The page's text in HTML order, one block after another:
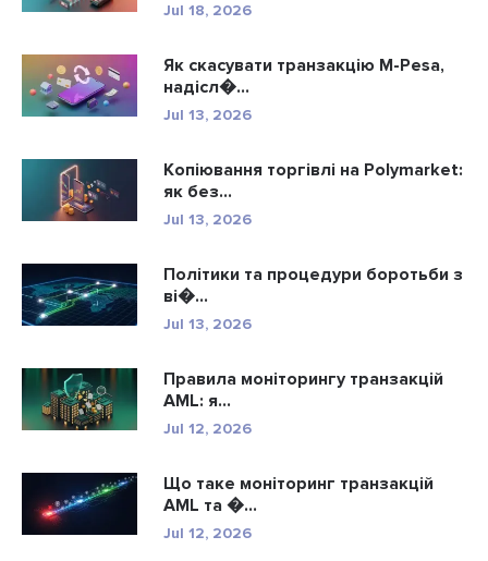
Jul 18, 2026
Як скасувати транзакцію M-Pesa,
надісл�...
Jul 13, 2026
Копіювання торгівлі на Polymarket:
як без...
Jul 13, 2026
Політики та процедури боротьби з
ві�...
Jul 13, 2026
Правила моніторингу транзакцій
AML: я...
Jul 12, 2026
Що таке моніторинг транзакцій
AML та �...
Jul 12, 2026